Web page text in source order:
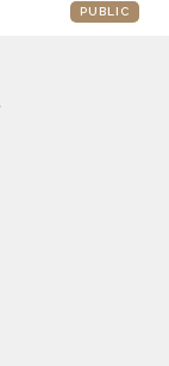
PUBLIC